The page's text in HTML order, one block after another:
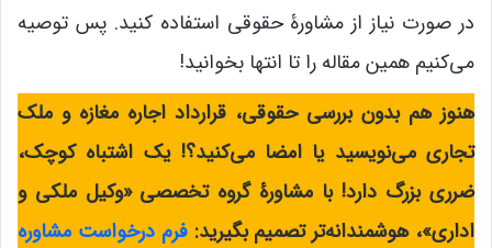
در صورت نیاز از مشاورۀ حقوقی استفاده کنید. پس توصیه
می‌کنیم همین مقاله را تا انتها بخوانید!
هنوز هم بدون بررسی حقوقی، قرارداد اجاره مغازه و ملک
تجاری می‌نویسید یا امضا می‌کنید؟! یک اشتباه کوچک،
ضرری بزرگ دارد! با مشاورۀ گروه تخصصی «وکیل ملکی و
اداری»، هوشمندانه‌تر تصمیم بگیرید:فرم درخواست مشاوره